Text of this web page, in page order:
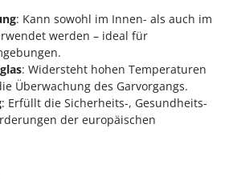
: Kann sowohl im Innen- als auch im
werden – ideal für
: Widersteht hohen Temperaturen
Überwachung des Garvorgangs.
: Erfüllt die Sicherheits-, Gesundheits-
der europäischen